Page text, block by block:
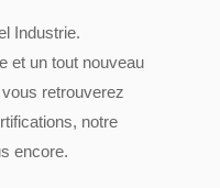
Industrie.
et un tout nouveau
retrouverez
notre
encore.